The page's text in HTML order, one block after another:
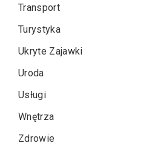
Transport
Turystyka
Ukryte Zajawki
Uroda
Usługi
Wnętrza
Zdrowie